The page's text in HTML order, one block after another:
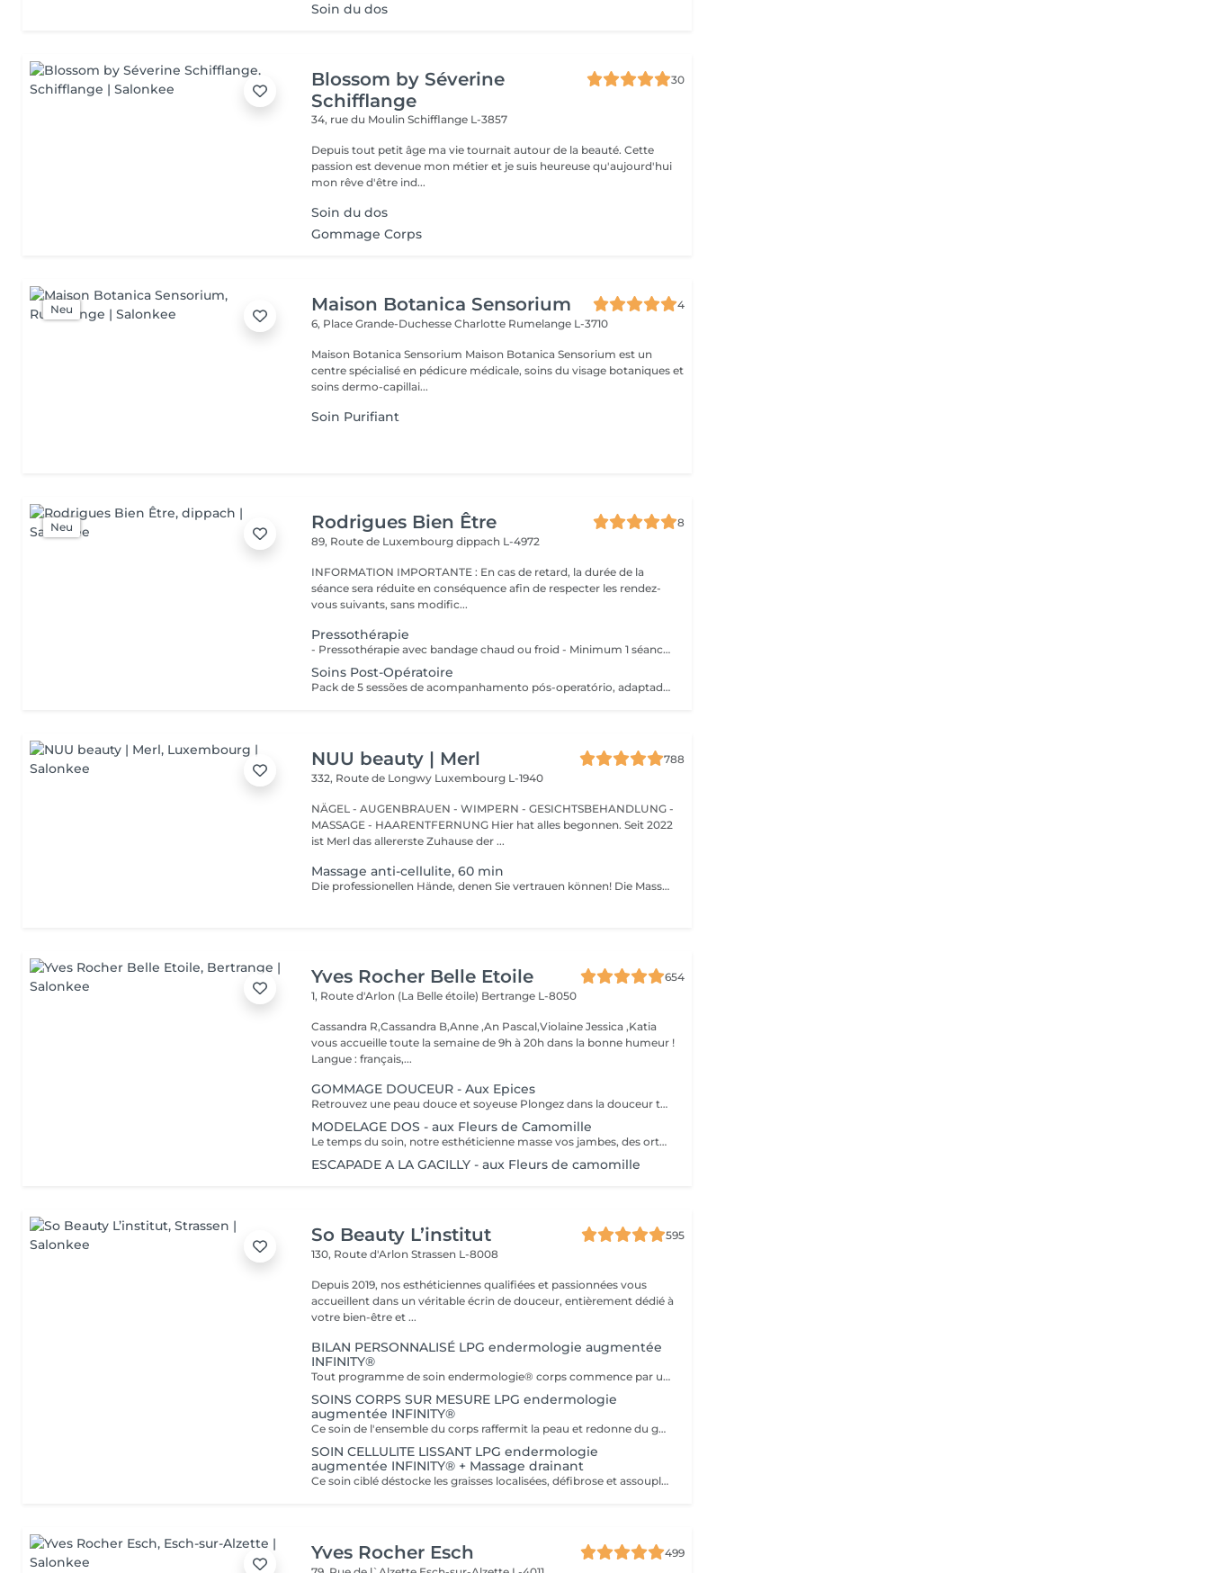
Soin du dos
Blossom by Séverine
Schifflange
30
34, rue du MoulinSchifflange L-3857
Depuis tout petit âge ma vie tournait autour de la beauté. Cette
passion est devenue mon métier et je suis heureuse qu'aujourd'hui
mon rêve d'être ind...
Soin du dos
Gommage Corps
Neu Maison Botanica Sensorium
4
6, Place Grande-Duchesse Charlotte Rumelange L-3710
Maison Botanica Sensorium Maison Botanica Sensorium est un
centre spécialisé en pédicure médicale, soins du visage botaniques et
soins dermo-capillai...
Soin Purifiant
Neu Rodrigues Bien Être
8
89, Route de Luxembourgdippach L-4972
INFORMATION IMPORTANTE : En cas de retard, la durée de la
séance sera réduite en conséquence afin de respecter les rendez-
vous suivants, sans modific...
Pressothérapie
- Pressothérapie avec bandage chaud ou froid - Minimum 1 séance par semaine Bienfaits : - Stimule la circulation sanguine et lymphatique - Réduit la rétention d'eau et les gonflements - Soulage les jambes lourdes et fatiguées - Aide à diminuer l'apparence de la cellulite - Favorise la récupération après une chirurgie esthétique - Améliore le confort despersonnes souffrant de lipdème
Soins Post-Opératoire
Pack de 5 sessões de acompanhamento pós-operatório, adaptadas às necessidades da recuperação. As sessões devem ser realizadas com um intervalo mínimo de 2 dias entre cada uma, para respeitar o processo de cicatrização e otimizar os resultados.
NUU beauty | Merl
788
332, Route de Longwy Luxembourg L-1940
NÄGEL - AUGENBRAUEN - WIMPERN - GESICHTSBEHANDLUNG -
MASSAGE - HAARENTFERNUNG Hier hat alles begonnen. Seit 2022
ist Merl das allererste Zuhause der ...
Massage anti-cellulite, 60 min
Die professionellen Hände, denen Sie vertrauen können! Die Massage ist die Praxis des Knetens oder Manipulierens der Muskeln und anderer Weichteile einer Person, um Stress zu reduzieren, Muskelschmerzen zu lindern, die Entspannung zu fördern und die Funktion des Immunsystems zu verbessern. Vorteile einer Anti-Cellulite-Massage: - verbessert die Durchblutung - beseitigt Stauungen in der Haut - aktiviert Stoffwechselprozesse in Zellen und Geweben - Muskeln und Gewebe werden mit Sauerstoff und Mineralien versorgt - die Haut wird glatt und elastisch Wie wird eine Anti-Cellulite-Massage durchgeführt? - der Rücken wird massiert - Arme werden massiert - Beine werden massiert - der Bauch wird massiert Altersbeschränkungen: empfohlen ab 16 Jahren. Empfehlungen nach dem Eingriff: nach dem Eingriff 2-3 Stunden keinen Sport und plötzliche Bewegungen machen. Frequenz: 2-3 Mal pro Woche, insgesamt 10 Mal. Wiederholen Sie den Eingriff alle 3-6 Monate.
Yves Rocher Belle Etoile
654
1, Route d'Arlon (La Belle étoile) Bertrange L-8050
Cassandra R,Cassandra B,Anne ,An Pascal,Violaine Jessica ,Katia
vous accueille toute la semaine de 9h à 20h dans la bonne humeur !
Langue : français,...
GOMMAGE DOUCEUR - Aux Epices
Retrouvez une peau douce et soyeuse Plongez dans la douceur tropicale dIndonésie à travers les notes épicées des huiles essentielles de Girofle et de Muscade. Ce gommage aux effluves chauds et naturels vous transporte tout en exfoliant délicatement votre peau : elle est douce, lumineuse et satinée.
MODELAGE DOS - aux Fleurs de Camomille
Le temps du soin, notre esthéticienne masse vos jambes, des orteils à la taille dans un mouvement tonique qui active la microcirculation et leurs procure un confort sans précédent. Bénéfices : Vos jambes retrouvent fraicheur et légèreté.
ESCAPADE A LA GACILLY - aux Fleurs de camomille
So Beauty L’institut
595
130, Route d'ArlonStrassen L-8008
Depuis 2019, nos esthéticiennes qualifiées et passionnées vous
accueillent dans un véritable écrin de douceur, entièrement dédié à
votre bien-être et ...
BILAN PERSONNALISÉ LPG endermologie augmentée
INFINITY®
Tout programme de soin endermologie® corps commence par un bilan ultra-précis, avec l'application professionnelle ENDERMOLINK. Il se déroule en trois étapes clés : 1. Décryptage de votre mode de vie. 2. Analyse de votre peau. 3. Création de votre programme sur-mesure.
SOINS CORPS SUR MESURE LPG endermologie
augmentée INFINITY®
Ce soin de l'ensemble du corps raffermit la peau et redonne du galbe aux courbes pour retrouver une silhouette resculptée et plus ferme tout en procurant un grand moment de bien-être. DESTOCKE les graisses Grâce à la nouvelle tête de traitement brevetée Alliance, endermologie® permet de cibler et d'affiner les zones rebelles à lexercice et à l'hygiène alimentaire (bras, dos, ventre, taille, cuisses..) tout en s'adaptant précisément aux besoins de chaque peau. LISSE la cellulite La cellulite, qui touche 90 % des femmes même les plus minces et les plus sportives, résulte à la fois dun stockage de graisses dans les adipocytes (cellules graisseuses) et dune rétention d'eau tout autour. RAFFERMIT la peau Variations de poids, grossesses, temps qui passe la peau perd progressivement de sa tonicité et de sa souplesse. Même si ce relâchement cutané concerne tout le corps, certaines zones y sont plus sensibles : intérieur des cuisses, ventre, bras, etc
SOIN CELLULITE LISSANT LPG endermologie
augmentée INFINITY® + Massage drainant
Ce soin ciblé déstocke les graisses localisées, défibrose et assouplit les tissus pour traiter efficacement la cellulite adipeuse et fibreuse tout en procurant un grand moment de bien-être. 40 minutes LPG + 10 minutes de massage drainant/amincissant sur l'avant des jambes.
Yves Rocher Esch
499